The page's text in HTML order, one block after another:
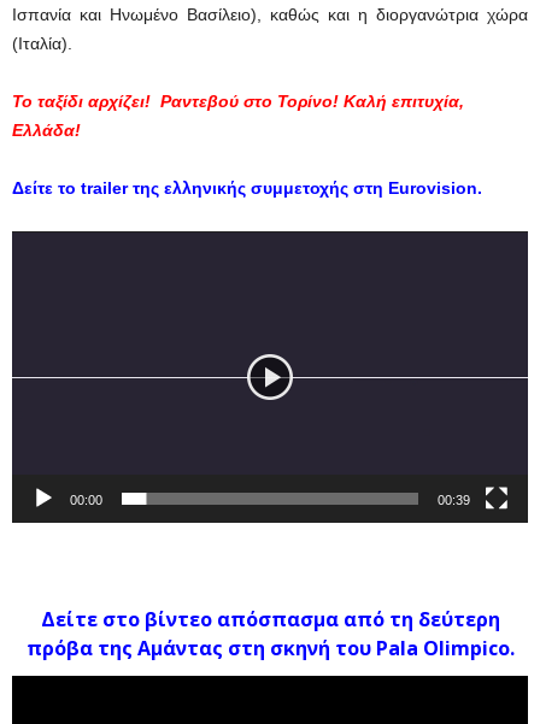
Ισπανία και Ηνωμένο Βασίλειο), καθώς και η διοργανώτρια χώρα
(Ιταλία).
Το ταξίδι αρχίζει! Ραντεβού στο Τορίνο! Καλή επιτυχία,
Ελλάδα!
Δείτε το trailer της ελληνικής συμμετοχής στη Eurovision.
00:00 00:39
Δείτε στο βίντεο απόσπασμα από τη δεύτερη
πρόβα της Αμάντας στη σκηνή του Pala Olimpico.